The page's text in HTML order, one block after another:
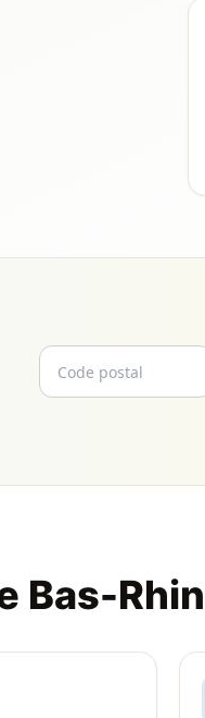
Code postal
Email
Bas-Rhin